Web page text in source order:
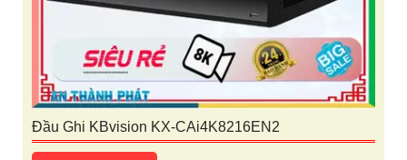
Đầu Ghi KBvision KX-CAi4K8216EN2